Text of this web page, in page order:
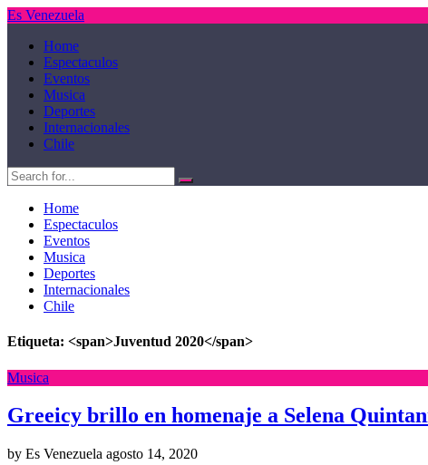
Es Venezuela
Home
Espectaculos
Eventos
Musica
Deportes
Internacionales
Chile
Home
Espectaculos
Eventos
Musica
Deportes
Internacionales
Chile
Etiqueta: <span>Juventud 2020</span>
Musica
Greeicy brillo en homenaje a Selena
by Es Venezuela agosto 14, 2020